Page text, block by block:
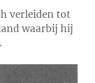
verleiden tot
waarbij hij